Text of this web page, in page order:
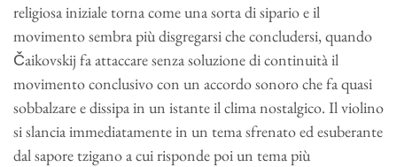
religiosa iniziale torna come una sorta di sipario e il
movimento sembra più disgregarsi che concludersi, quando
Čaikovskij fa attaccare senza soluzione di continuità il
movimento conclusivo con un accordo sonoro che fa quasi
sobbalzare e dissipa in un istante il clima nostalgico. Il violino
si slancia immediatamente in un tema sfrenato ed esuberante
dal sapore tzigano a cui risponde poi un tema più